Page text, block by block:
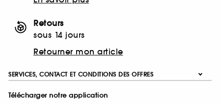
Retours
sous 14 jours
Retourner mon article
SERVICES, CONTACT ET CONDITIONS DES OFFRES
Télécharger notre application